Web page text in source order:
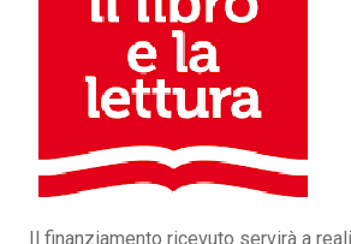
Il finanziamento ricevuto servirà a